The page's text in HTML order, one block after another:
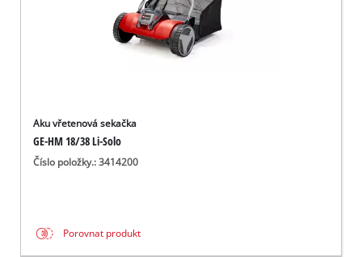
Aku vřetenová sekačka
GE-HM 18/38 Li-Solo
Číslo položky.: 3414200
Porovnat produkt